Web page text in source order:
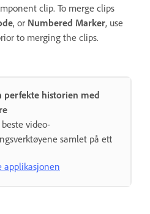
clip. To merge clips
, or Numbered Marker, use
to merging the clips.
perfekte historien med
video-
samlet på ett
applikasjonen